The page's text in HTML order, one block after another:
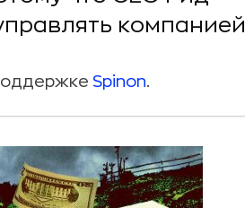
компанией
Spinon.